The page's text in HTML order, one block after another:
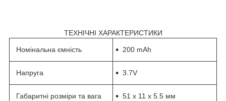
ТЕХНІЧНІ ХАРАКТЕРИСТИКИ
Номінальна ємність 200 mAh
Напруга 3.7V
Габаритні розміри та вага
51 x 11 x 5.5 мм